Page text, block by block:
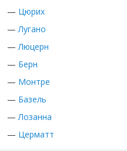
— Цюрих
—Лугано
—Люцерн
— Берн
— Монтре
— Базель
—Лозанна
— Церматт